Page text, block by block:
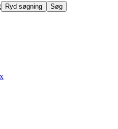
Ryd søgning Søg